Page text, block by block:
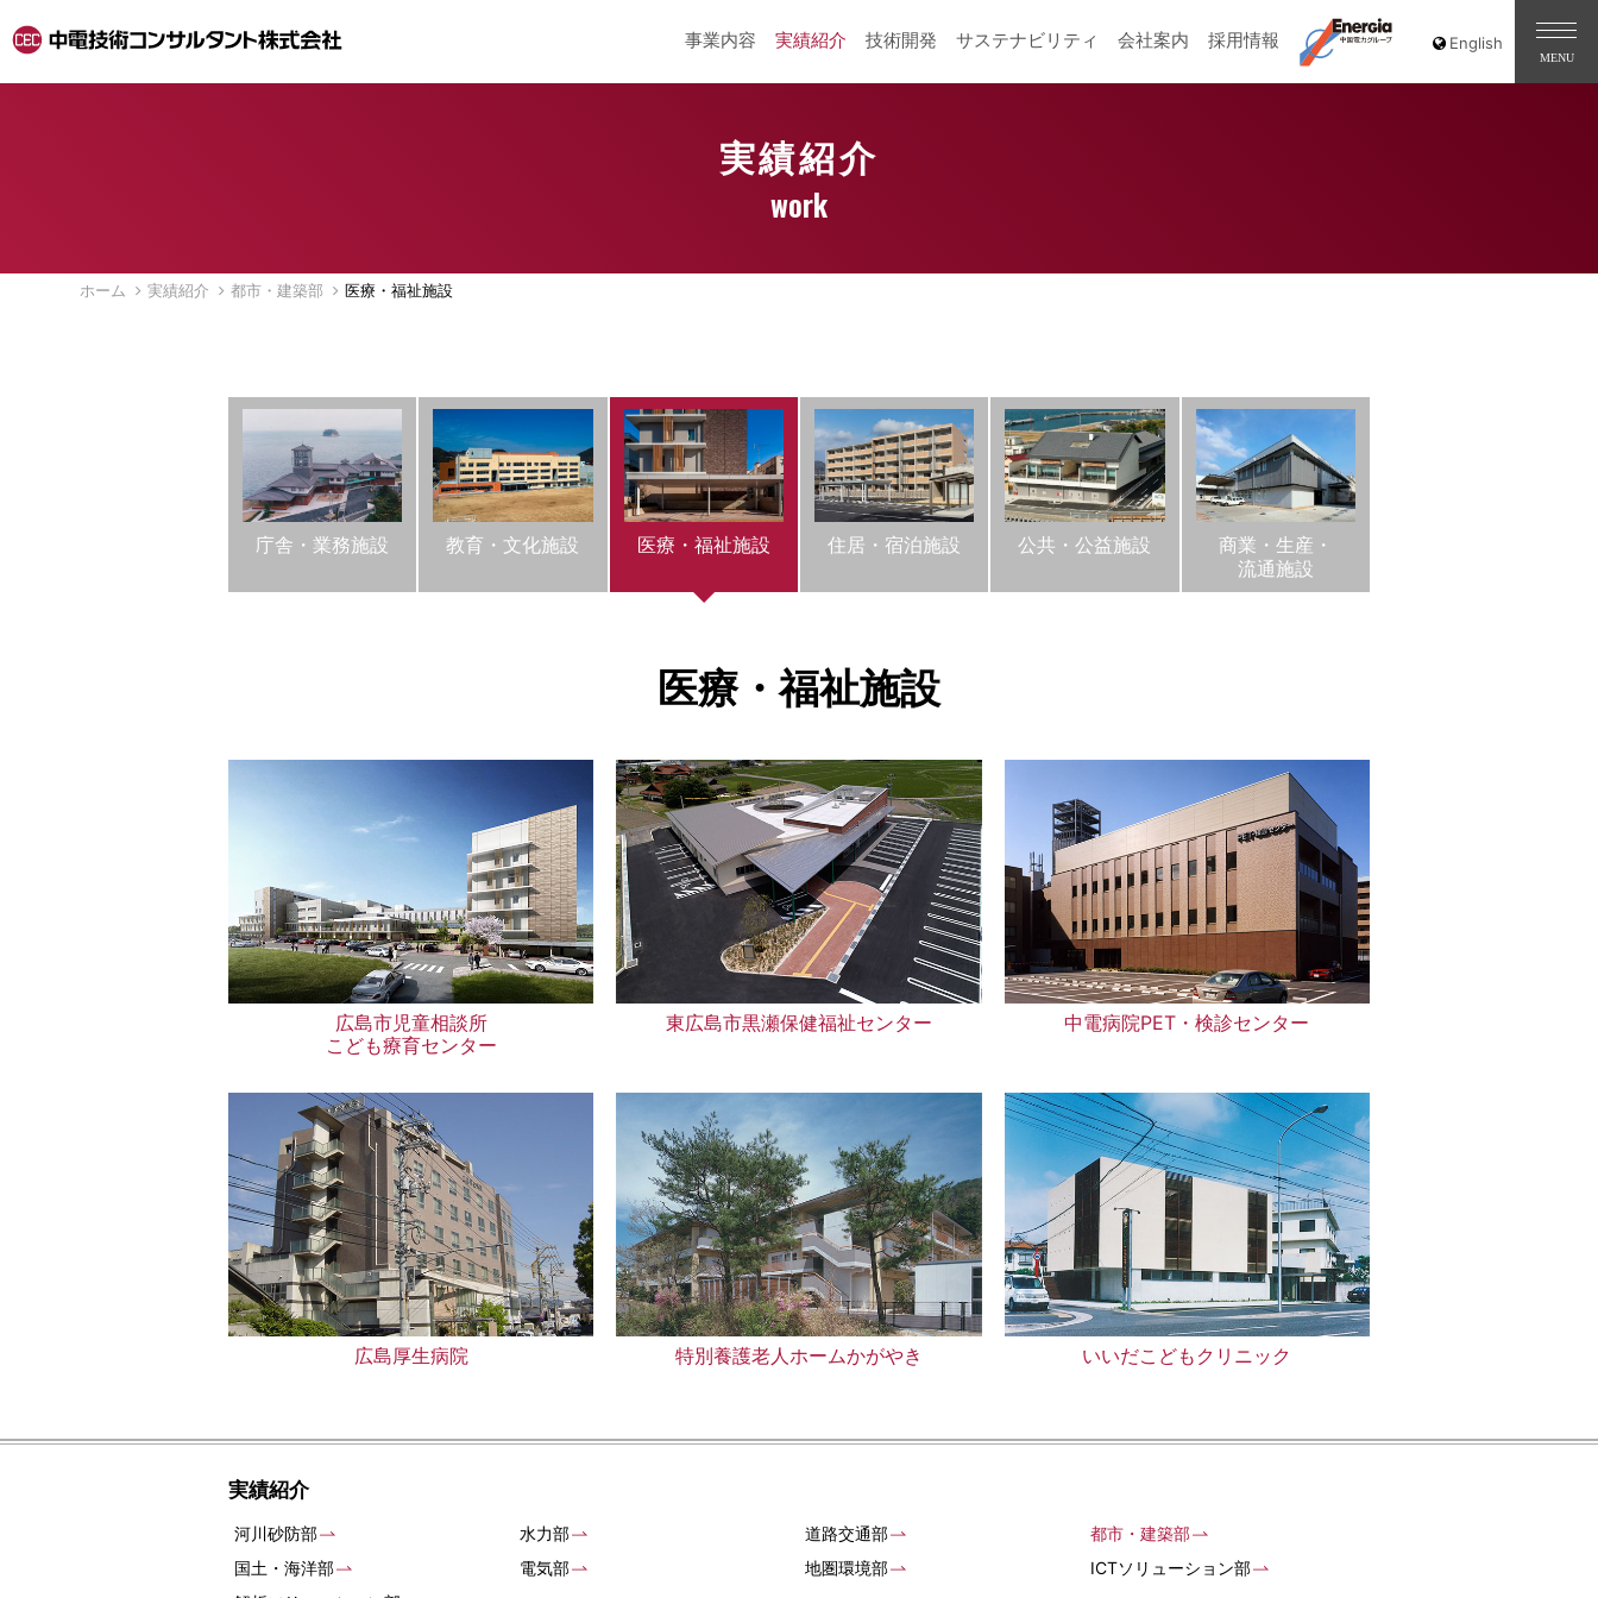
事業内容 実績紹介 技術開発 サステナビリティ 会社案内 採用情報
［道路交通部､国土･海洋部､企画部］
実績紹介
work
ホーム 実績紹介 都市・建築部 医療・福祉施設
庁舎・業務施設 教育・文化施設 医療・福祉施設 住居・宿泊施設 公共・公益施設
商業・生産・
流通施設
医療・福祉施設
広島市児童相談所
こども療育センター
東広島市黒瀬保健福祉センター 中電病院PET・検診センター
広島厚生病院 特別養護老人ホームかがやき いいだこどもクリニック
実績紹介
河川砂防部 水力部 道路交通部
都市・建築部
国土・海洋部
電気部 地圏環境部
ICTソリューション部